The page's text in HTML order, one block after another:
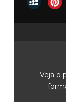
Veja o